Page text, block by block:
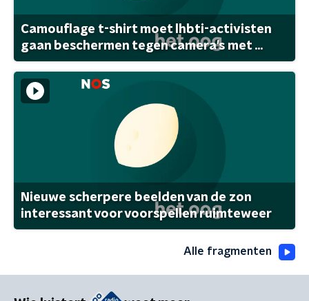
Camouflage t-shirt moet lhbti-activisten
gaan beschermen tegen camera's met ...
Nieuwe scherpere beelden van de zon
interessant voor voorspellen ruimteweer
Alle fragmenten